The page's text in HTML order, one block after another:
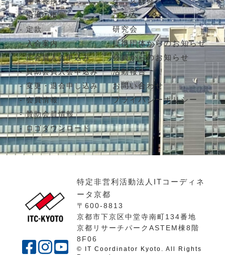
組織の概要
定款
入会案内
正会員入会申込み
賛助会員入会申込み
変更・退会申し込み
会員情報
賛助会員情報
ロゴダウンロード
コラム
研究会
提携団体からのお知らせ
会員からのお知らせ
活動報告
お問い合わせ
プライバシーポリシー
特定非営利活動法人ITコーディネ
ータ京都
〒600-8813
京都市下京区中堂寺南町134番地
京都リサーチパークASTEM棟8階
8F06
© IT Coordinator Kyoto. All Rights